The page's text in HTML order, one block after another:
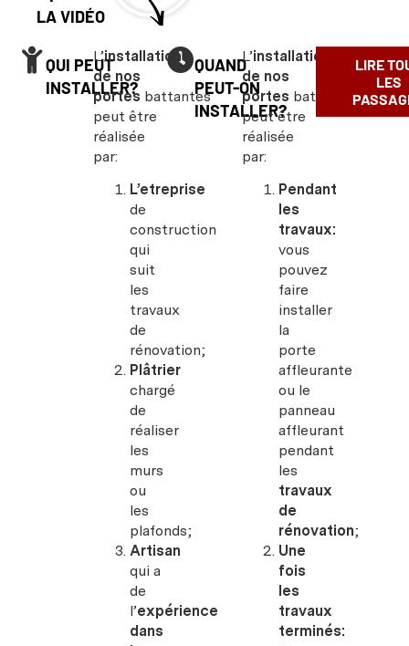
LA VIDÉO
QUI PEUT
INSTALLER?
L’installation
de nos
portes battantes
peut être
réalisée
par:
L’etreprise
de
construction
qui
suit
les
travaux
de
rénovation;
Plâtrier
chargé
de
réaliser
les
murs
ou
les
plafonds;
Artisan
qui a
de
l’expérience
dans
QUAND
PEUT-ON
INSTALLER?
L’installation
de nos
portes battantes
peut être
réalisée
par:
Pendant
les
travaux:
vous
pouvez
faire
installer
la
porte
affleurante
ou le
panneau
affleurant
pendant
les
travaux
de
rénovation;
Une
fois
les
travaux
terminés:
LIRE
LES